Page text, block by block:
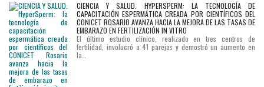
CIENCIA Y SALUD. HYPERSPERM: LA TECNOLOGÍA DE
CAPACITACIÓN ESPERMÁTICA CREADA POR CIENTÍFICOS DEL
CONICET ROSARIO AVANZA HACIA LA MEJORA DE LAS TASAS DE
EMBARAZO EN FERTILIZACIÓN IN VITRO
El último estudio clínico, realizado en tres centros de
fertilidad, involucró a 41 parejas y demostró un aumento en
la…